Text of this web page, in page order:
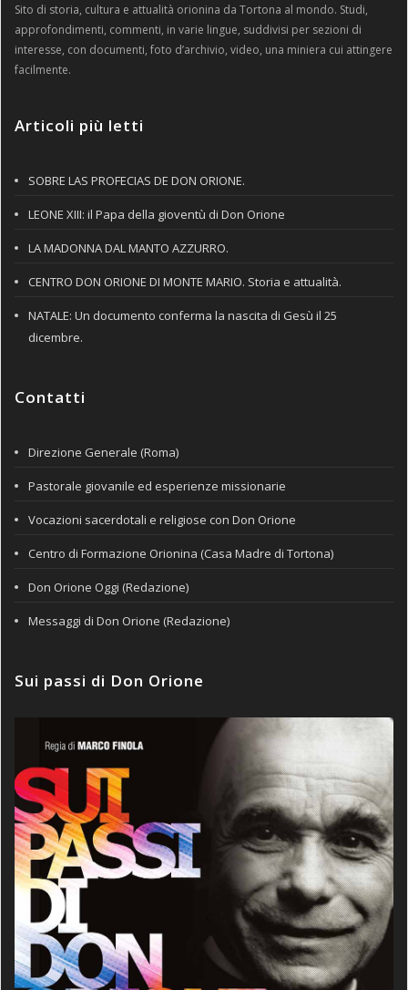
Sito di storia, cultura e attualità orionina da Tortona al mondo. Studi,
approfondimenti, commenti, in varie lingue, suddivisi per sezioni di
interesse, con documenti, foto d’archivio, video, una miniera cui attingere
facilmente.
Articoli più letti
SOBRE LAS PROFECIAS DE DON ORIONE.
LEONE XIII: il Papa della gioventù di Don Orione
LA MADONNA DAL MANTO AZZURRO.
CENTRO DON ORIONE DI MONTE MARIO. Storia e attualità.
NATALE: Un documento conferma la nascita di Gesù il 25
dicembre.
Contatti
Direzione Generale (Roma)
Pastorale giovanile ed esperienze missionarie
Vocazioni sacerdotali e religiose con Don Orione
Centro di Formazione Orionina (Casa Madre di Tortona)
Don Orione Oggi (Redazione)
Messaggi di Don Orione (Redazione)
Sui passi di Don Orione